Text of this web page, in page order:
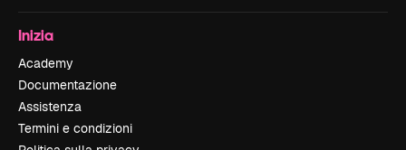
Inizia
Academy
Documentazione
Assistenza
Termini e condizioni